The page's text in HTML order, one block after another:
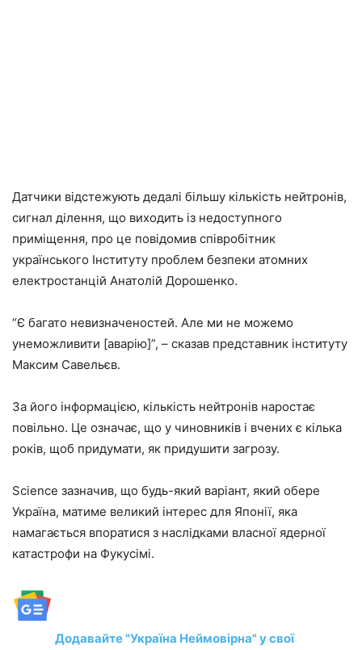
Датчики відстежують дедалі більшу кількість нейтронів,
сигнал ділення, що виходить із недоступного
приміщення, про це повідомив співробітник
українського Інституту проблем безпеки атомних
електростанцій Анатолій Дорошенко.
“Є багато невизначеностей. Але ми не можемо
унеможливити [аварію]”, – сказав представник інституту
Максим Савельєв.
За його інформацією, кількість нейтронів наростає
повільно. Це означає, що у чиновників і вчених є кілька
років, щоб придумати, як придушити загрозу.
Science зазначив, що будь-який варіант, який обере
Україна, матиме великий інтерес для Японії, яка
намагається впоратися з наслідками власної ядерної
катастрофи на Фукусімі.
Додавайте "Україна Неймовірна" у свої